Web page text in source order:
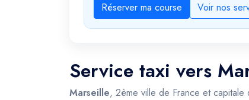
Réserver ma course
Voir nos
Service taxi vers
Marseille, 2ème ville de France et